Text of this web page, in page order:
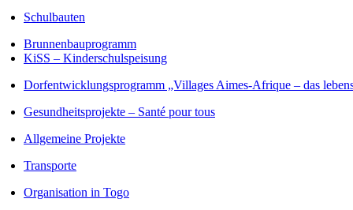
Schulbauten
Brunnenbauprogramm
KiSS – Kinderschulspeisung
Dorfentwicklungsprogramm „Villages Aimes-Afrique – das
Gesundheitsprojekte – Santé pour tous
Allgemeine Projekte
Transporte
Organisation in Togo